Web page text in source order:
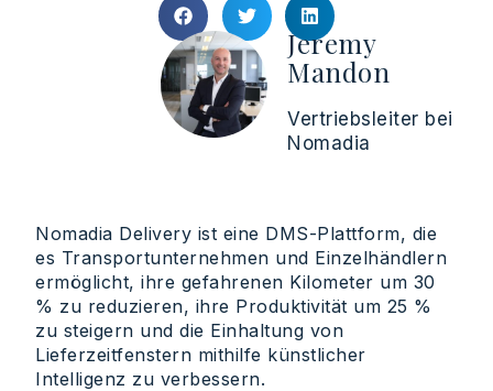
Jeremy
Mandon
Vertriebsleiter bei
Nomadia
Nomadia Delivery ist eine DMS-Plattform, die
es Transportunternehmen und Einzelhändlern
ermöglicht, ihre gefahrenen Kilometer um 30
% zu reduzieren, ihre Produktivität um 25 %
zu steigern und die Einhaltung von
Lieferzeitfenstern mithilfe künstlicher
Intelligenz zu verbessern.